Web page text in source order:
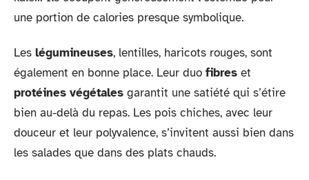
une portion de calories presque symbolique.
Les légumineuses, lentilles, haricots rouges, sont
également en bonne place. Leur duo fibres et
protéines végétales garantit une satiété qui s’étire
bien au-delà du repas. Les pois chiches, avec leur
douceur et leur polyvalence, s’invitent aussi bien dans
les salades que dans des plats chauds.